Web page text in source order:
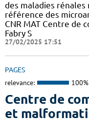
des maladies rénales
référence des
CNR MAT Centre de
Fabry S
27/02/2025 17:51
PAGES
relevance: 100%
Centre de
et